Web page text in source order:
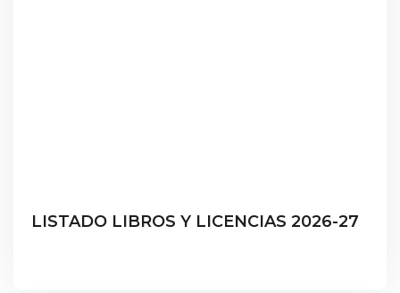
LISTADO LIBROS Y LICENCIAS 2026-27